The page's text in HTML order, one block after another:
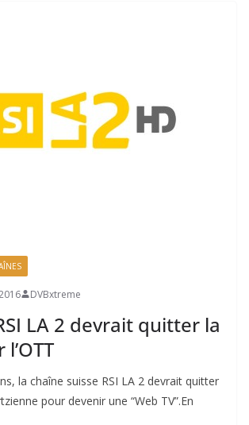
DVBxtreme
LA 2 devrait quitter la
la chaîne suisse RSI LA 2 devrait quitter
pour devenir une “Web TV”.En